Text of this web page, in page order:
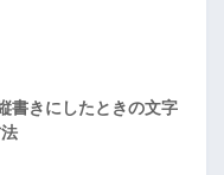
書きにしたときの文字